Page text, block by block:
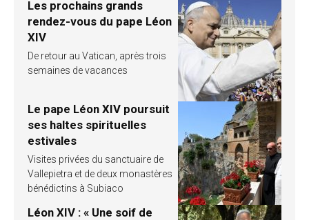
Les prochains grands
rendez-vous du pape Léon
XIV
De retour au Vatican, après trois
semaines de vacances
Le pape Léon XIV poursuit
ses haltes spirituelles
estivales
Visites privées du sanctuaire de
Vallepietra et de deux monastères
bénédictins à Subiaco
Léon XIV : « Une soif de